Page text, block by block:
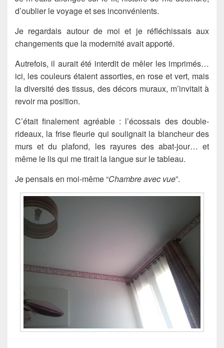
d’oublier le voyage et ses inconvénients.
Je regardais autour de moi et je réfléchissais aux
changements que la modernité avait apporté.
Autrefois, il aurait été interdit de mêler les imprimés…
ici, les couleurs étaient assorties, en rose et vert, mais
la diversité des tissus, des décors muraux, m’invitait à
revoir ma position.
C’était finalement agréable : l’écossais des double-
rideaux, la frise fleurie qui soulignait la blancheur des
murs et du plafond, les rayures des abat-jour… et
même le lis qui me tirait la langue sur le tableau.
Je pensais en moi-même “Chambre avec vue”.